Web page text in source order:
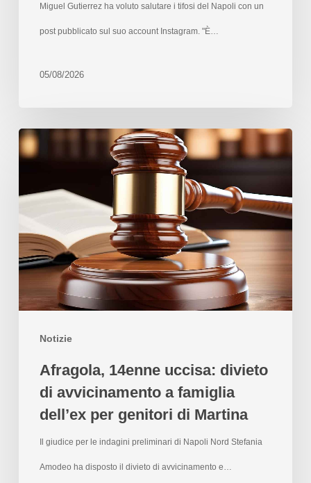
Miguel Gutierrez ha voluto salutare i tifosi del Napoli con un
post pubblicato sul suo account Instagram. "È…
05/08/2026
Notizie
Afragola, 14enne uccisa: divieto
di avvicinamento a famiglia
dell’ex per genitori di Martina
Il giudice per le indagini preliminari di Napoli Nord Stefania
Amodeo ha disposto il divieto di avvicinamento e…